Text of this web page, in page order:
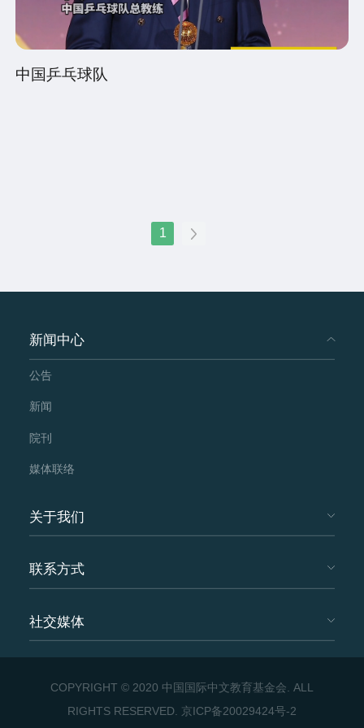
中国乒乓球队
1
新闻中心
公告
新闻
院刊
媒体联络
关于我们
联系方式
社交媒体
COPYRIGHT © 2020 中国国际中文教育基金会. ALL
RIGHTS RESERVED. 京ICP备20029424号-2